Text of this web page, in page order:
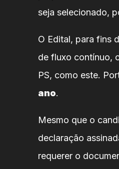
seja selecionado,
O Edital, para fins
de fluxo contínuo,
PS, como este.
ano.
Mesmo que o
declaração
requerer o